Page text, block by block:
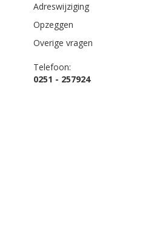
Adreswijziging
Opzeggen
Overige vragen
Telefoon:
0251 - 257924